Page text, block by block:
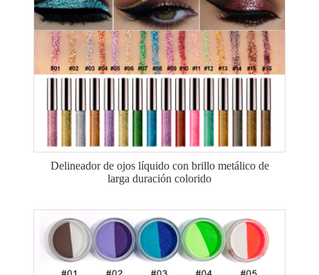
Delineador de ojos líquido con brillo metálico de
larga duración colorido